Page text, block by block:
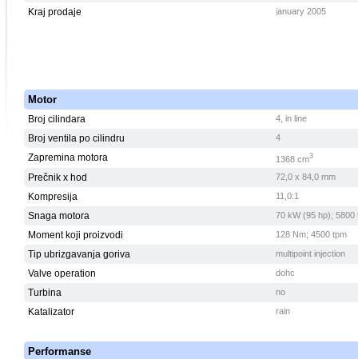
Kraj prodaje january 2005
Motor
Broj cilindara 4, in line
Broj ventila po cilindru 4
Zapremina motora 1368 cm3
Prečnik x hod 72,0 x 84,0 mm
Kompresija 11,0:1
Snaga motora 70 kW (95 hp); 5800
Moment koji proizvodi 128 Nm; 4500 tpm
Tip ubrizgavanja goriva multipoint injection
Valve operation dohc
Turbina no
Katalizator rain
Performanse